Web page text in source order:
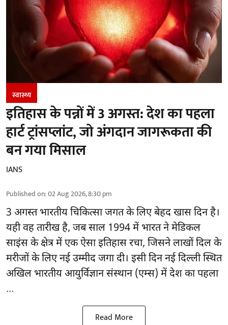
स्वास्थ्य
इतिहास के पन्नों में 3 अगस्त: देश का पहला
हार्ट ट्रांसप्लांट​, जो अंगदान जागरूकता की
बन गया मिसाल
IANS
Published on:02 Aug 2026, 8:30 pm
3 अगस्त भारतीयचिकित्साजगत के लिए बेहद खास दिन है।
यही वह तारीख है, जब साल 1994 में भारत ने मेडिकल
साइंस के क्षेत्र में एक ऐसा इतिहास रचा, जिसने लाखों दिल के
मरीजों के लिए नई उम्मीद जगा दी। इसी दिन नई दिल्ली स्थित
अखिल भारतीय आयुर्विज्ञान संस्थान (एम्स) में देश का पहला
...
Read More